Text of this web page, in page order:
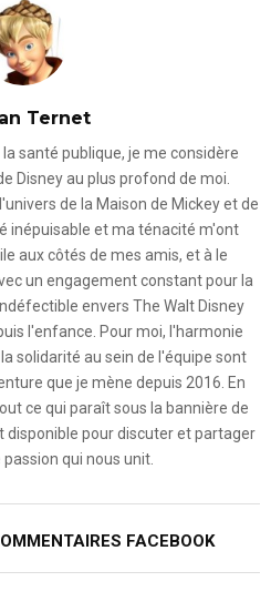
Ternet
santé publique, je me considère
Disney au plus profond de moi.
de la Maison de Mickey et de
inépuisable et ma ténacité m'ont
aux côtés de mes amis, et à le
un engagement constant pour la
envers The Walt Disney
l'enfance. Pour moi, l'harmonie
solidarité au sein de l'équipe sont
que je mène depuis 2016. En
ce qui paraît sous la bannière de
disponible pour discuter et partager
qui nous unit.
FACEBOOK